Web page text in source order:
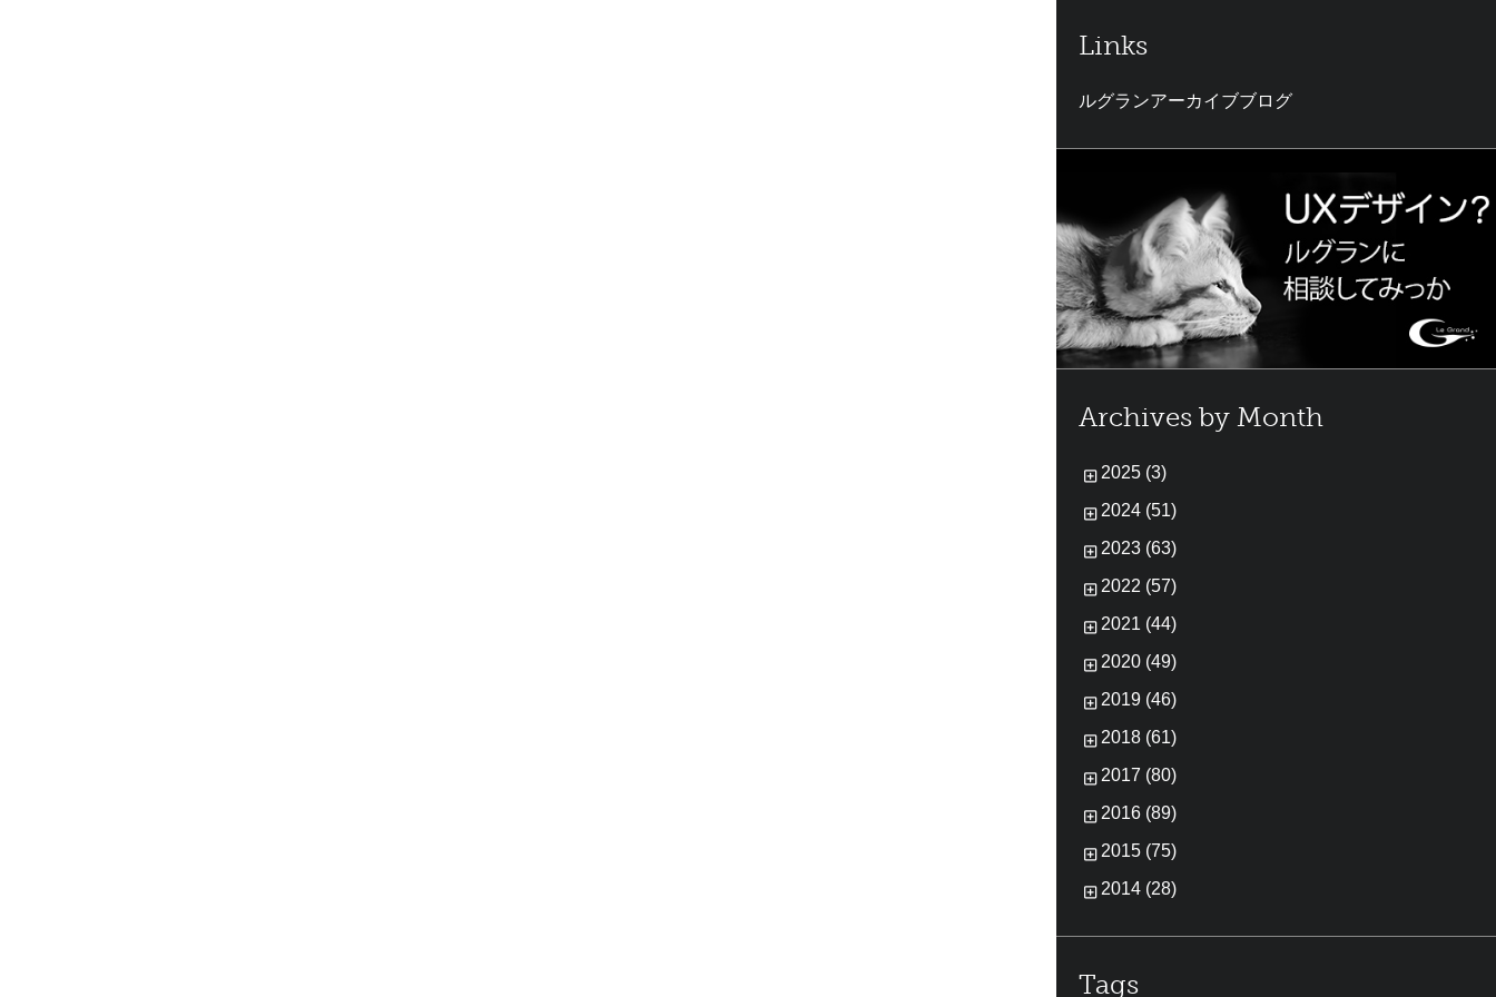
Links
ルグランアーカイブブログ
Archives by Month
2025 (3)
2024 (51)
2023 (63)
2022 (57)
2021 (44)
2020 (49)
2019 (46)
2018 (61)
2017 (80)
2016 (89)
2015 (75)
2014 (28)
Tags